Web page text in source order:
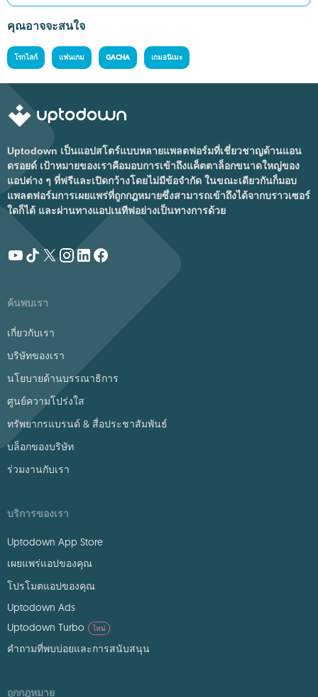
คุณอาจจะสนใจ
โรกไลก์ แฟนเกม GACHA เกมอนิเมะ
Uptodown เป็นแอปสโตร์แบบหลายแพลตฟอร์มที่เชี่ยวชาญด้านแอน
ดรอยด์ เป้าหมายของเราคือมอบการเข้าถึงแค็ตตาล็อกขนาดใหญ่ของ
แอปต่าง ๆ ที่ฟรีและเปิดกว้างโดยไม่มีข้อจำกัด ในขณะเดียวกันก็มอบ
แพลตฟอร์มการเผยแพร่ที่ถูกกฎหมายซึ่งสามารถเข้าถึงได้จากบราวเซอร์
ใดก็ได้ และผ่านทางแอปเนทีฟอย่างเป็นทางการด้วย
ค้นพบเรา
เกี่ยวกับเรา
บริษัทของเรา
นโยบายด้านบรรณาธิการ
ศูนย์ความโปร่งใส
ทรัพยากรแบรนด์ & สื่อประชาสัมพันธ์
บล็อกของบริษัท
ร่วมงานกับเรา
บริการของเรา
Uptodown App Store
เผยแพร่แอปของคุณ
โปรโมตแอปของคุณ
Uptodown Ads
Uptodown Turbo
ใหม่
คำถามที่พบบ่อยและการสนับสนุน
ถูกกฎหมาย